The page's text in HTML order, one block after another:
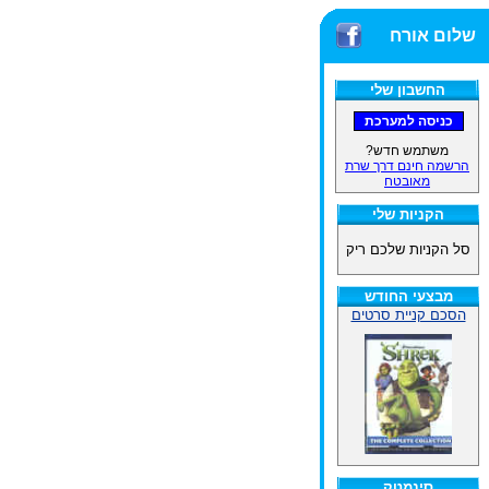
שלום אורח
החשבון שלי
משתמש חדש?
הרשמה חינם דרך שרת
מאובטח
הקניות שלי
סל הקניות שלכם ריק
מבצעי החודש
הסכם קניית סרטים